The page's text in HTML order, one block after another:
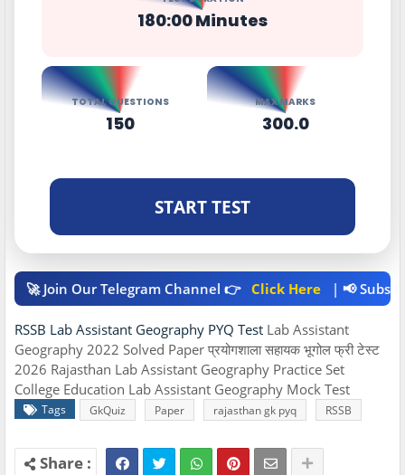
180:00 Minutes
TOTAL QUESTIONS
150
MAX MARKS
300.0
START TEST
Join Our Telegram Channel 👉 Click Here | 📢 Subscribe
RSSB Lab Assistant Geography PYQ Test Lab Assistant
Geography 2022 Solved Paper प्रयोगशाला सहायक भूगोल फ्री टेस्ट
2026 Rajasthan Lab Assistant Geography Practice Set
College Education Lab Assistant Geography Mock Test
Tags GkQuiz Paper rajasthan gk pyq RSSB